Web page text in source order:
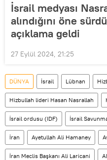
İsrail medyası
alındığını öne
açıklama geldi
27 Eylül 2024, 21:25
DÜNYA İsrail Lübnan
Hizbullah lideri Hasan Nasrallah
İsrail ordusu (IDF) İsrail
İran Ayetullah Ali Hamaney
İran Meclis Başkanı Ali Laricani